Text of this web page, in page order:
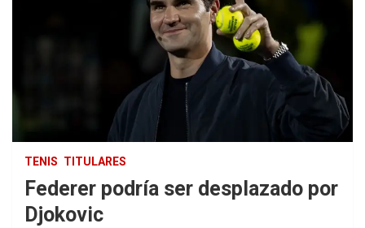
TENIS TITULARES
Federer podría ser desplazado por
Djokovic